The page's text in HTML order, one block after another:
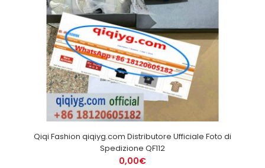
Qiqi Fashion qiqiyg.com Distributore Ufficiale Foto di
Spedizione QF112
0,00€